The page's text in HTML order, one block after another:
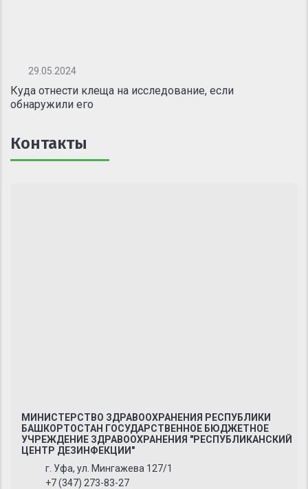
29.05.2024
Куда отнести клеща на исследование, если
обнаружили его
Контакты
МИНИСТЕРСТВО ЗДРАВООХРАНЕНИЯ РЕСПУБЛИКИ
БАШКОРТОСТАН ГОСУДАРСТВЕННОЕ БЮДЖЕТНОЕ
УЧРЕЖДЕНИЕ ЗДРАВООХРАНЕНИЯ "РЕСПУБЛИКАНСКИЙ
ЦЕНТР ДЕЗИНФЕКЦИИ"
г. Уфа, ул. Мингажева 127/1
+7 (347) 273-83-27